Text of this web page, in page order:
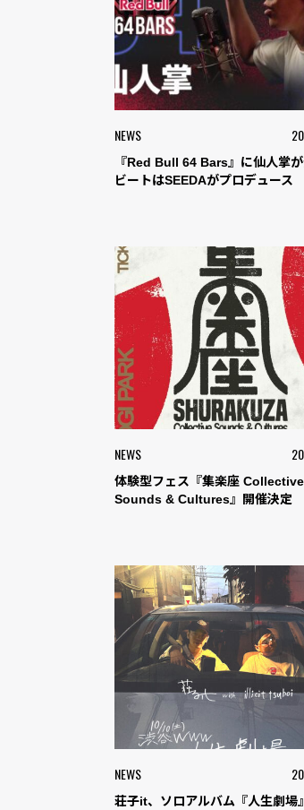
NEWS
『Red Bull 64 Bars』に仙人掌
ビートはSEEDAがプロデュース
NEWS
体験型フェス『集楽座 Collective
Sounds & Cultures』開催決定
NEWS
荘子it、ソロアルバム『人生劇場